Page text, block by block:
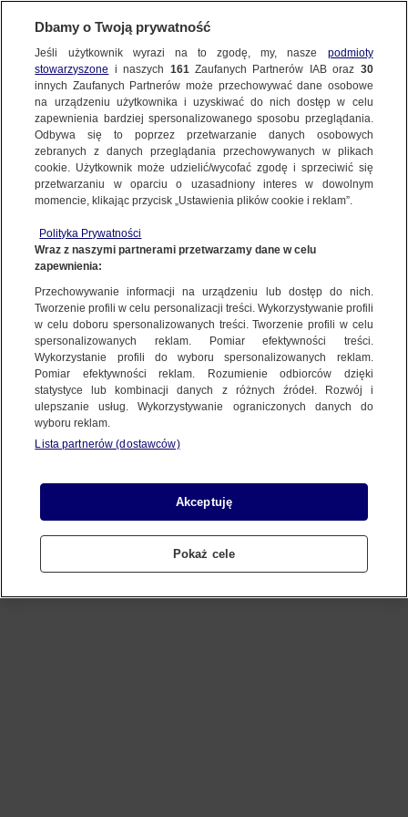
Oops!
Something went wrong. Please try
refreshing the app
Dbamy o Twoją prywatność
Jeśli użytkownik wyrazi na to zgodę, my, nasze podmioty
stowarzyszone i naszych 161Zaufanych Partnerów IAB oraz 30
innych Zaufanych Partnerów może przechowywać dane osobowe
na urządzeniu użytkownika i uzyskiwać do nich dostęp w celu
zapewnienia bardziej spersonalizowanego sposobu przeglądania.
Odbywa się to poprzez przetwarzanie danych osobowych
zebranych z danych przeglądania przechowywanych w plikach
cookie. Użytkownik może udzielić/wycofać zgodę i sprzeciwić się
przetwarzaniu w oparciu o uzasadniony interes w dowolnym
momencie, klikając przycisk „Ustawienia plików cookie i reklam”.
Polityka Prywatności
Wraz z naszymi partnerami przetwarzamy dane w celu
zapewnienia:
Przechowywanie informacji na urządzeniu lub dostęp do nich.
Tworzenie profili w celu personalizacji treści. Wykorzystywanie profili
w celu doboru spersonalizowanych treści. Tworzenie profili w celu
spersonalizowanych reklam. Pomiar efektywności treści.
Wykorzystanie profili do wyboru spersonalizowanych reklam.
Pomiar efektywności reklam. Rozumienie odbiorców dzięki
statystyce lub kombinacji danych z różnych źródeł. Rozwój i
ulepszanie usług. Wykorzystywanie ograniczonych danych do
wyboru reklam.
Lista partnerów (dostawców)
Akceptuję
Pokaż cele